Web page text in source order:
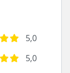
5,0
5,0